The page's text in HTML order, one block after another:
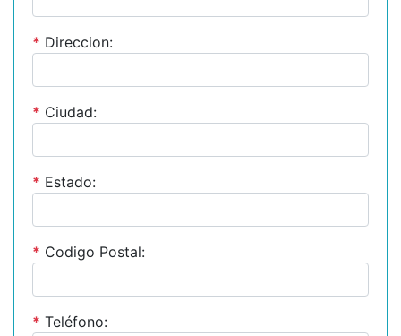
* Direccion:
* Ciudad:
* Estado:
* Codigo Postal:
* Teléfono: